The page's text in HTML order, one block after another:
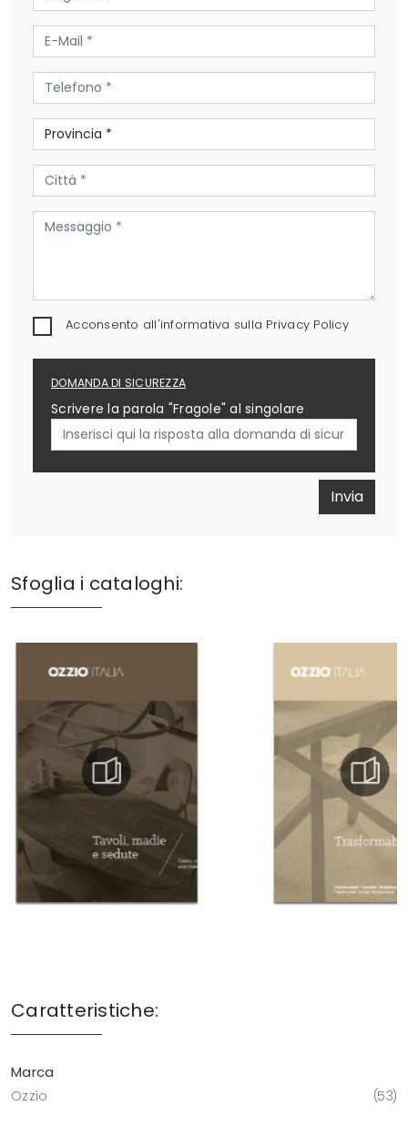
Acconsento all'informativa sulla Privacy Policy
DOMANDA DI SICUREZZA
Scrivere la parola "Fragole" al singolare
Invia
Sfoglia i cataloghi:
Caratteristiche:
Marca
Ozzio 53